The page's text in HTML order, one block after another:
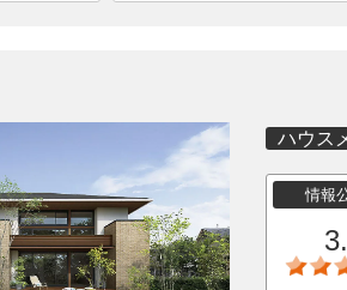
ハウス
情報